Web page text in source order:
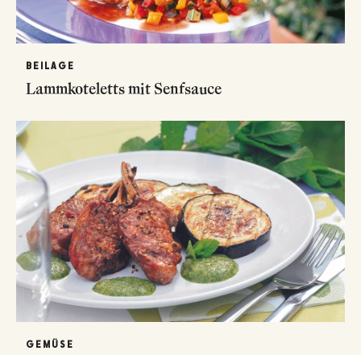
BEILAGE
Lammkoteletts mit Senfsauce
GEMÜSE